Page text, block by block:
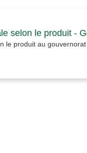
selon le produit -
le produit au